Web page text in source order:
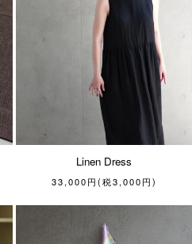
Linen Dress
33,000円(税3,000円)